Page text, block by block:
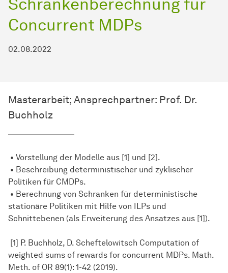
Concurrent MDPs
02.08.2022
Masterarbeit; Ansprechpartner: Prof. Dr.
Buchholz
• Vorstellung der Modelle aus [1] und [2].
• Beschreibung deterministischer und zyklischer
Politiken für CMDPs.
• Berechnung von Schranken für deterministische
stationäre Politiken mit Hilfe von ILPs und
Schnittebenen (als Erweiterung des Ansatzes aus [1]).
[1] P. Buchholz, D. Scheftelowitsch Computation of
weighted sums of rewards for concurrent MDPs. Math.
Meth. of OR 89(1): 1-42 (2019).